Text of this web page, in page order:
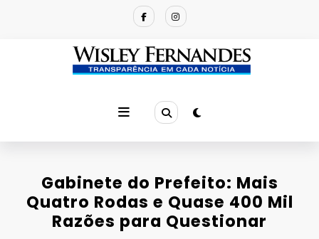
Gabinete do Prefeito: Mais
Quatro Rodas e Quase 400 Mil
Razões para Questionar